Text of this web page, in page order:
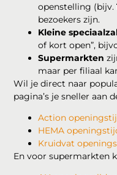
openstelling (bijv.
bezoekers zijn.
Kleine
of kort open”,
Supermarkten
maar per filiaal
Wil je direct naar
pagina’s je sneller aan
Action
HEMA
Kruidvat
En voor supermarkten